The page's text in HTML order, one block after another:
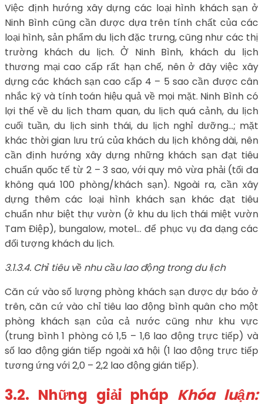
Việc định hướng xây dựng các loại hình khách sạn ở
Ninh Bình cũng cần được dựa trên tính chất của các
loại hình, sản phẩm du lịch đặc trưng, cũng như các thị
trường khách du lịch. Ở Ninh Bình, khách du lịch
thương mại cao cấp rất hạn chế, nên ở đây việc xây
dựng các khách sạn cao cấp 4 – 5 sao cần được cân
nhắc kỹ và tính toán hiệu quả về mọi mặt. Ninh Bình có
lợi thế về du lịch tham quan, du lịch quá cảnh, du lịch
cuối tuần, du lịch sinh thái, du lịch nghỉ dưỡng…; mặt
khác thời gian lưu trú của khách du lịch không dài, nên
cần định hướng xây dựng những khách sạn đạt tiêu
chuẩn quốc tế từ 2 – 3 sao, với quy mô vừa phải (tối đa
không quá 100 phòng/khách sạn). Ngoài ra, cần xây
dựng thêm các loại hình khách sạn khác đạt tiêu
chuẩn như biệt thự vườn (ở khu du lịch thái miệt vườn
Tam Điệp), bungalow, motel… để phục vụ đa dạng các
đối tượng khách du lịch.
3.1.3.4. Chỉ tiêu về nhu cầu lao động trong du lịch
Căn cứ vào số lượng phòng khách sạn được dự báo ở
trên, căn cứ vào chỉ tiêu lao động bình quân cho một
phòng khách sạn của cả nước cũng như khu vực
(trung bình 1 phòng có 1,5 – 1,6 lao động trực tiếp) và
số lao động gián tiếp ngoài xã hội (1 lao động trực tiếp
tương ứng với 2,0 – 2,2 lao động gián tiếp).
3.2. Những giải pháp Khóa luận: